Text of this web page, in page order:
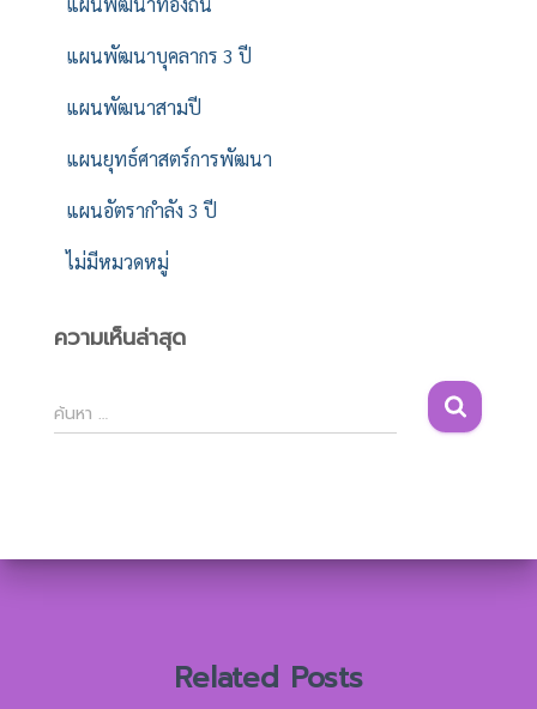
แผนพัฒนาบุคลากร 3 ปี
แผนพัฒนาสามปี
แผนยุทธ์ศาสตร์การพัฒนา
แผนอัตรากำลัง 3 ปี
ไม่มีหมวดหมู่
ความเห็นล่าสุด
ค้
น
ห
ค้นหา …
Related Posts